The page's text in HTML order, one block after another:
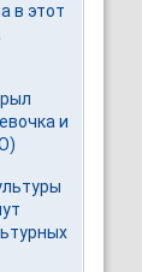
в этот
и